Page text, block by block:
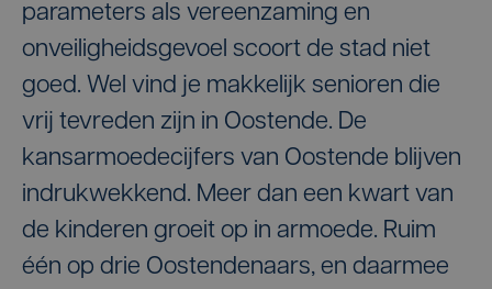
parameters als vereenzaming en
onveiligheidsgevoel scoort de stad niet
goed. Wel vind je makkelijk senioren die
vrij tevreden zijn in Oostende. De
kansarmoedecijfers van Oostende blijven
indrukwekkend. Meer dan een kwart van
de kinderen groeit op in armoede. Ruim
één op drie Oostendenaars, en daarmee